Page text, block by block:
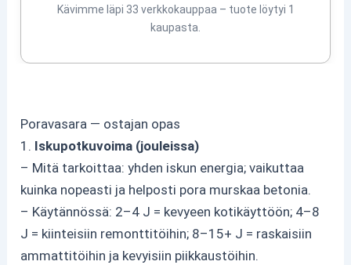
Kävimme läpi 33 verkkokauppaa – tuote löytyi 1
kaupasta.
Poravasara — ostajan opas
1. Iskupotkuvoima (jouleissa)
– Mitä tarkoittaa: yhden iskun energia; vaikuttaa
kuinka nopeasti ja helposti pora murskaa betonia.
– Käytännössä: 2–4 J = kevyeen kotikäyttöön; 4–8
J = kiinteisiin remonttitöihin; 8–15+ J = raskaisiin
ammattitöihin ja kevyisiin piikkaustöihin.